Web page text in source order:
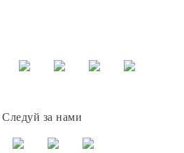
Следуй за нами